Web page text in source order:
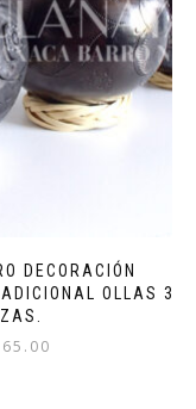
DECORACIÓN
OLLAS 3